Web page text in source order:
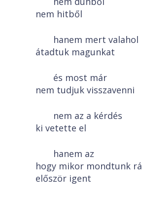
nem hitből
hanem mert valahol
átadtuk magunkat
és most már
nem tudjuk visszavenni
nem az a kérdés
ki vetette el
hanem az
hogy mikor mondtunk rá
először igent